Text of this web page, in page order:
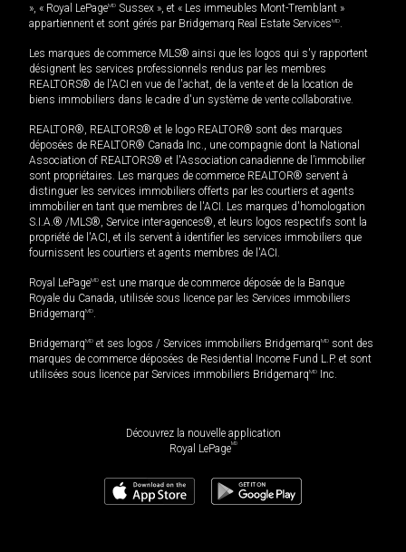
», « Royal LePageMD Sussex », et « Les immeubles Mont-Tremblant »
appartiennent et sont gérés par Bridgemarq Real Estate ServicesMD
Les marques de commerce MLS® ainsi que les logos qui s'y rapportent
désignent les services professionnels rendus par les membres
REALTORS® de l'ACI en vue de l'achat, de la vente et de la location de
biens immobiliers dans le cadre d'un système de vente collaborative.
REALTOR®, REALTORS® et le logo REALTOR® sont des marques
déposées de REALTOR® Canada Inc., une compagnie dont la National
Association of REALTORS® et l'Association canadienne de l’immobilier
sont propriétaires. Les marques de commerce REALTOR® servent à
distinguer les services immobiliers offerts par les courtiers et agents
immobilier en tant que membres de l'ACI. Les marques d'homologation
S.I.A.® /MLS®, Service inter-agences®, et leurs logos respectifs sont la
propriété de l'ACI, et ils servent à identifier les services immobiliers que
fournissent les courtiers et agents membres de l'ACI.
Royal LePageMD est une marque de commerce déposée de la Banque
Royale du Canada, utilisée sous licence par les Services immobiliers
BridgemarqMD
BridgemarqMD et ses logos / Services immobiliers BridgemarqMD sont des
marques de commerce déposées de Residential Income Fund L.P. et sont
utilisées sous licence par Services immobiliers BridgemarqMD Inc.
Découvrez la nouvelle application
Royal LePageMD